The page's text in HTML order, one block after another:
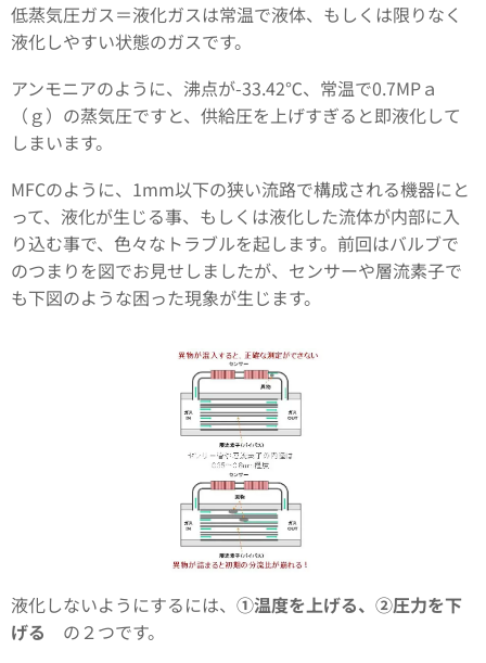
低蒸気圧ガス＝液化ガスは常温で液体、もしくは限りなく
液化しやすい状態のガスです。
アンモニアのように、沸点が-33.42℃、常温で0.7MPａ
（ｇ）の蒸気圧ですと、供給圧を上げすぎると即液化して
しまいます。
MFCのように、1mm以下の狭い流路で構成される機器にと
って、液化が生じる事、もしくは液化した流体が内部に入
り込む事で、色々なトラブルを起します。前回はバルブで
のつまりを図でお見せしましたが、センサーや層流素子で
も下図のような困った現象が生じます。
液化しないようにするには、 ①温度を上げる、②圧力を下
げる の２つです。